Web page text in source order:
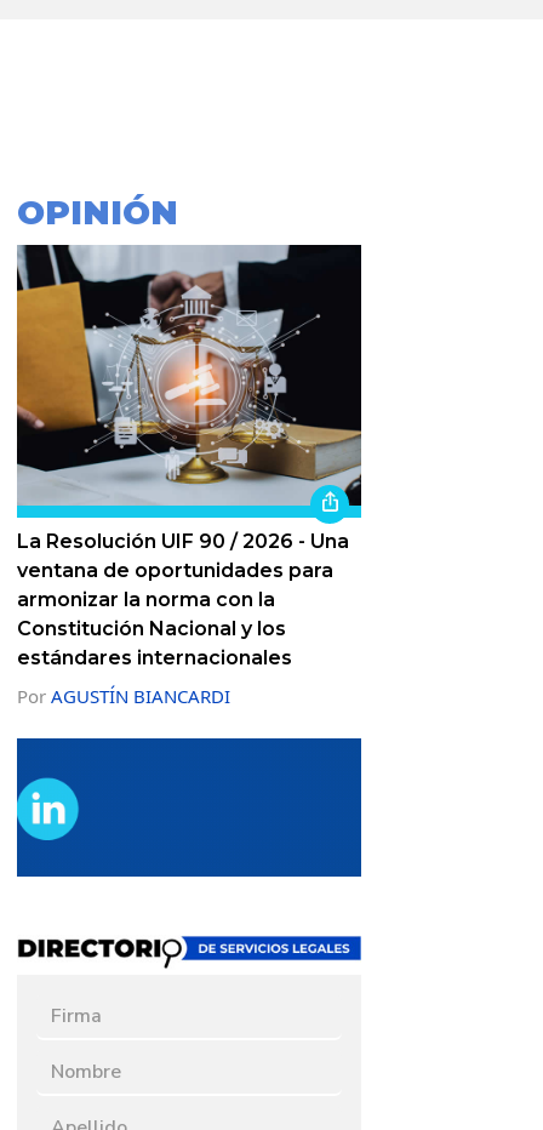
OPINIÓN
La Resolución UIF 90 / 2026 - Una
ventana de oportunidades para
armonizar la norma con la
Constitución Nacional y los
estándares internacionales
Por AGUSTÍN BIANCARDI